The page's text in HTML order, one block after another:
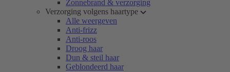
Zonnebrand & verzorging
Verzorging volgens haartype
Alle weergeven
Anti-frizz
Anti-roos
Droog haar
Dun & steil haar
Geblondeerd haar